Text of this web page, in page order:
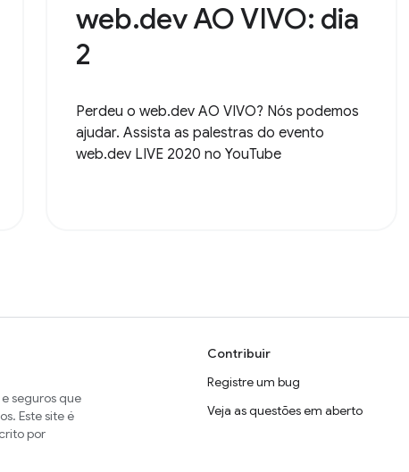
web.dev AO VIVO: dia
2
Perdeu o web.dev AO VIVO? Nós podemos
ajudar. Assista as palestras do evento
web.dev LIVE 2020 no YouTube
seguros que
Este site é
por
Contribuir
Registre um bug
Veja as questões em aberto